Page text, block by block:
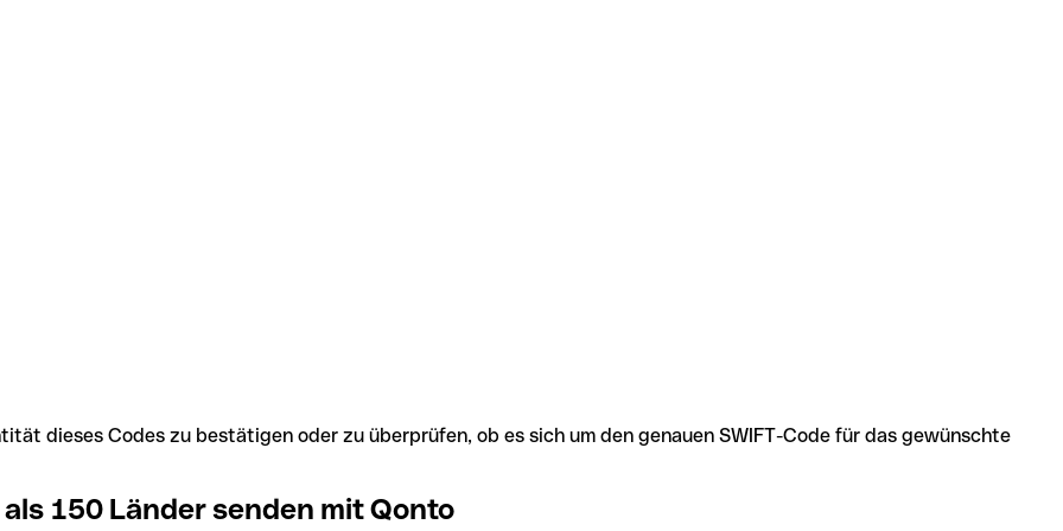
dieses Codes zu bestätigen oder zu überprüfen, ob es sich um den genauen SWIFT-Code für das gewünschte
150 Länder senden mit Qonto